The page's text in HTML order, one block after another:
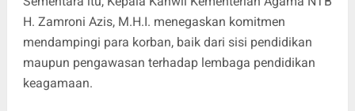
H. Zamroni Azis, M.H.I. menegaskan komitmen
mendampingi para korban, baik dari sisi pendidikan
maupun pengawasan terhadap lembaga pendidikan
keagamaan.